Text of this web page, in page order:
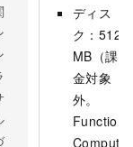
ディス
ク：512
MB（課
金対象
外。
Function
Compute